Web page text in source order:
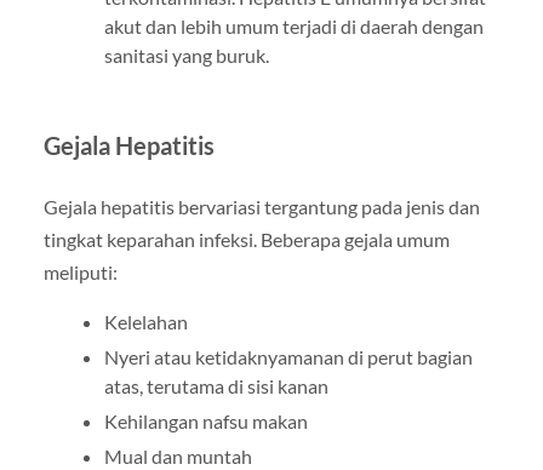
akut dan lebih umum terjadi di daerah dengan
sanitasi yang buruk.
Gejala Hepatitis
Gejala hepatitis bervariasi tergantung pada jenis dan
tingkat keparahan infeksi. Beberapa gejala umum
meliputi:
Kelelahan
Nyeri atau ketidaknyamanan di perut bagian
atas, terutama di sisi kanan
Kehilangan nafsu makan
Mual dan muntah